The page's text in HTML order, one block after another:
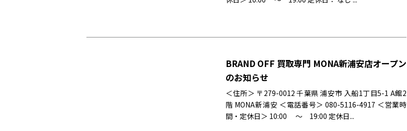
BRAND OFF 買取専門 MONA新浦安店オープン
のお知らせ
＜住所＞ 〒279-0012 千葉県 浦安市 入船1丁目5-1 A館2
階 MONA新浦安 ＜電話番号＞ 080-5116-4917 ＜営業時
間・定休日＞ 10:00 〜 19:00 定休日...